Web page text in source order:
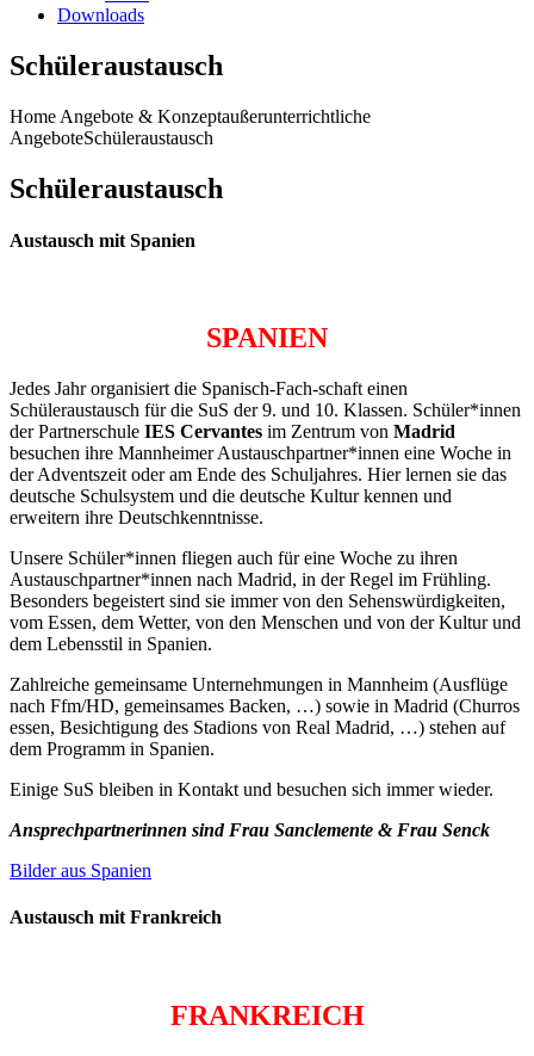
Downloads
Schüleraustausch
Home Angebote & Konzeptaußerunterrichtliche
AngeboteSchüleraustausch
Schüleraustausch
Austausch mit Spanien
SPANIEN
Jedes Jahr organisiert die Spanisch-Fach-schaft einen
Schüleraustausch für die SuS der 9. und 10. Klassen. Schüler*innen
der Partnerschule IES Cervantes im Zentrum von Madrid
besuchen ihre Mannheimer Austauschpartner*innen eine Woche in
der Adventszeit oder am Ende des Schuljahres. Hier lernen sie das
deutsche Schulsystem und die deutsche Kultur kennen und
erweitern ihre Deutschkenntnisse.
Unsere Schüler*innen fliegen auch für eine Woche zu ihren
Austauschpartner*innen nach Madrid, in der Regel im Frühling.
Besonders begeistert sind sie immer von den Sehenswürdigkeiten,
vom Essen, dem Wetter, von den Menschen und von der Kultur und
dem Lebensstil in Spanien.
Zahlreiche gemeinsame Unternehmungen in Mannheim (Ausflüge
nach Ffm/HD, gemeinsames Backen, …) sowie in Madrid (Churros
essen, Besichtigung des Stadions von Real Madrid, …) stehen auf
dem Programm in Spanien.
Einige SuS bleiben in Kontakt und besuchen sich immer wieder.
Ansprechpartnerinnen sind Frau Sanclemente & Frau Senck
Bilder aus Spanien
Austausch mit Frankreich
FRANKREICH